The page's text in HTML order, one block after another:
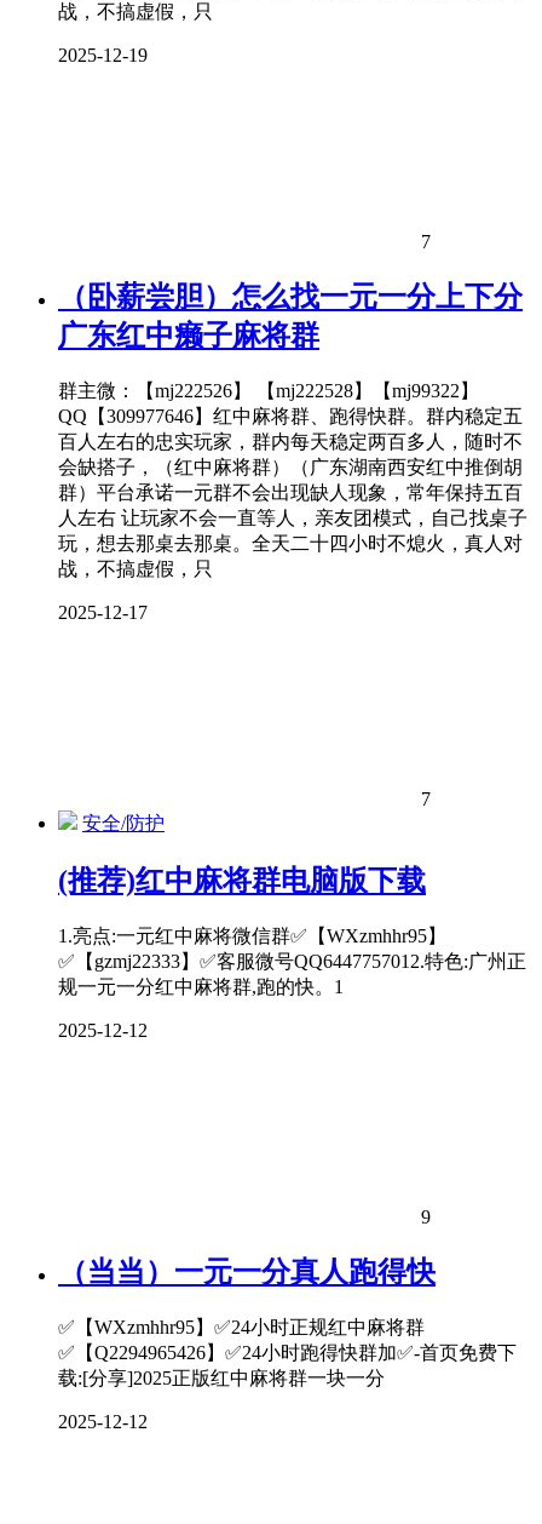
战，不搞虚假，只
2025-12-19
7
（卧薪尝胆）怎么找一元一分上下分
广东红中癞子麻将群
群主微：【mj222526】 【mj222528】【mj99322】
QQ【309977646】红中麻将群、跑得快群。群内稳定五
百人左右的忠实玩家，群内每天稳定两百多人，随时不
会缺搭子，（红中麻将群）（广东湖南西安红中推倒胡
群）平台承诺一元群不会出现缺人现象，常年保持五百
人左右 让玩家不会一直等人，亲友团模式，自己找桌子
玩，想去那桌去那桌。全天二十四小时不熄火，真人对
战，不搞虚假，只
2025-12-17
7
安全/防护
(推荐)红中麻将群电脑版下载
1.亮点:一元红中麻将微信群✅【WXzmhhr95】
✅【gzmj22333】✅客服微号QQ6447757012.特色:广州正
规一元一分红中麻将群,跑的快。1
2025-12-12
9
（当当）一元一分真人跑得快
✅【WXzmhhr95】✅24小时正规红中麻将群
✅【Q2294965426】✅24小时跑得快群加✅-首页免费下
载:[分享]2025正版红中麻将群一块一分
2025-12-12